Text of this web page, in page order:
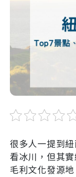
很多人一提到
看冰川，但其
毛利文化發源